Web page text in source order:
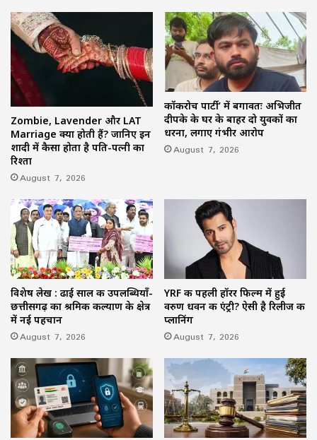
Zombie, Lavender और LAT
Marriage क्या होती हैं? जानिए इन
शादी में कैसा होता है पति-पत्नी का
रिश्ता
August 7, 2026
कॉकरोच पार्टी’ में बगावतः अभिजीत
दीपके के घर के बाहर दो युवकों का
धरना, लगाए गंभीर आरोप
August 7, 2026
विशेष लेख : ढाई साल की उपलब्धियाँ-
छत्तीसगढ़ का श्रमिक कल्याण के क्षेत्र
में नई पहचान
August 7, 2026
YRF की पहली हॉरर फिल्म में हुई
वरुण धवन की एंट्री? ऐसी है रिलीज की
प्लानिंग
August 7, 2026